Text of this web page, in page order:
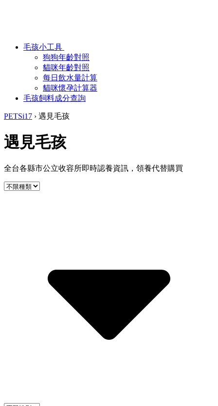
毛孩小工具
狗狗年齡對照
貓咪年齡對照
每日飲水量計算
貓咪懷孕計算器
毛孩飼料成分查詢
PETSi17 › 遇見毛孩
遇見毛孩
全台各縣市公立收容所即時認養資訊，領養代替購買